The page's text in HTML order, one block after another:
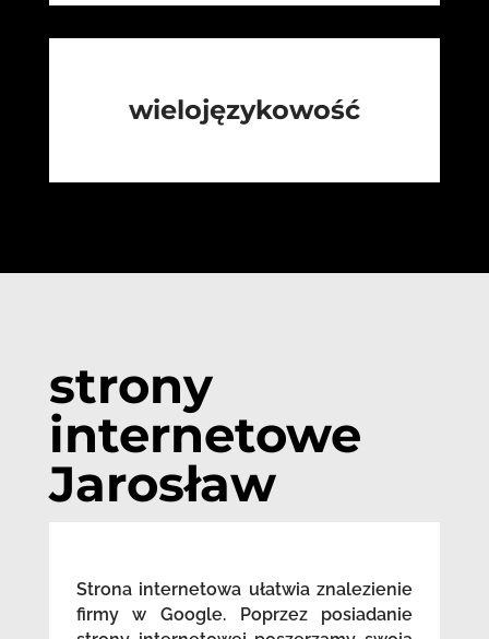
wielojęzykowość
strony
internetowe
Jarosław
Strona internetowa ułatwia znalezienie
firmy w Google. Poprzez posiadanie